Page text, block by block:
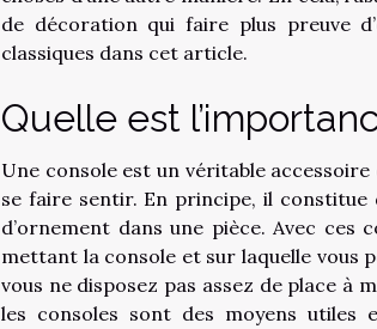
de décoration qui faire plus preuve
classiques dans cet article.
Quelle est
Une console est un véritable
se faire sentir. En principe, il constitue
d’ornement dans une pièce. Avec ces
mettant la console et sur laquelle vous
vous ne disposez pas assez de place à
les consoles sont des moyens utiles